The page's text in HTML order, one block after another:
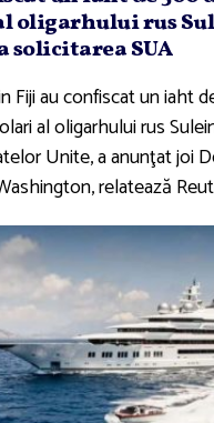
oligarhului rus
solicitarea SUA
Fiji au confiscat un iaht
al oligarhului rus
Unite, a anunţat joi
relatează